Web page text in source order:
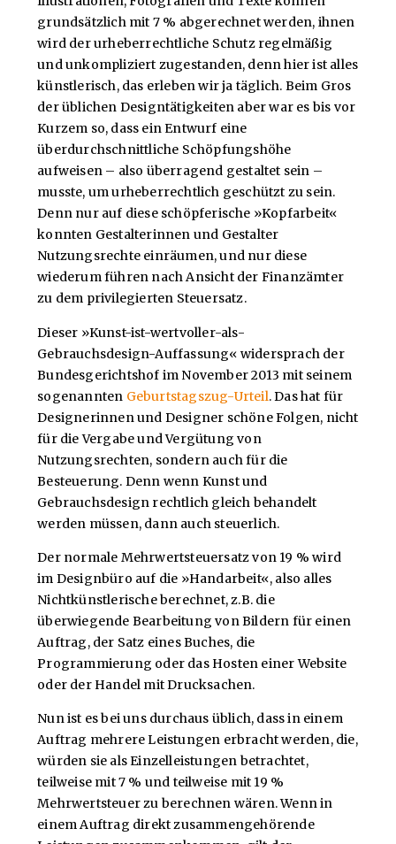
grundsätzlich mit 7 % abgerechnet werden, ihnen
wird der urheberrechtliche Schutz regelmäßig
und unkompliziert zugestanden, denn hier ist alles
künstlerisch, das erleben wir ja täglich. Beim Gros
der üblichen Designtätigkeiten aber war es bis vor
Kurzem so, dass ein Entwurf eine
überdurchschnittliche Schöpfungshöhe
aufweisen – also überragend gestaltet sein –
musste, um urheberrechtlich geschützt zu sein.
Denn nur auf diese schöpferische »Kopfarbeit«
konnten Gestalterinnen und Gestalter
Nutzungsrechte einräumen, und nur diese
wiederum führen nach Ansicht der Finanzämter
zu dem privilegierten Steuersatz.
Dieser »Kunst-ist-wertvoller-als-
Gebrauchsdesign-Auffassung« widersprach der
Bundesgerichtshof im November 2013 mit seinem
sogenannten Geburtstagszug-Urteil. Das hat für
Designerinnen und Designer schöne Folgen, nicht
für die Vergabe und Vergütung von
Nutzungsrechten, sondern auch für die
Besteuerung. Denn wenn Kunst und
Gebrauchsdesign rechtlich gleich behandelt
werden müssen, dann auch steuerlich.
Der normale Mehrwertsteuersatz von 19 % wird
im Designbüro auf die »Handarbeit«, also alles
Nichtkünstlerische berechnet, z.B. die
überwiegende Bearbeitung von Bildern für einen
Auftrag, der Satz eines Buches, die
Programmierung oder das Hosten einer Website
oder der Handel mit Drucksachen.
Nun ist es bei uns durchaus üblich, dass in einem
Auftrag mehrere Leistungen erbracht werden, die,
würden sie als Einzelleistungen betrachtet,
teilweise mit 7 % und teilweise mit 19 %
Mehrwertsteuer zu berechnen wären. Wenn in
einem Auftrag direkt zusammengehörende